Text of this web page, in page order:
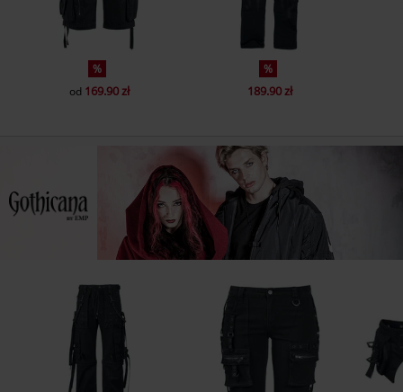
%
od 169.90 zł
%
189.90 zł